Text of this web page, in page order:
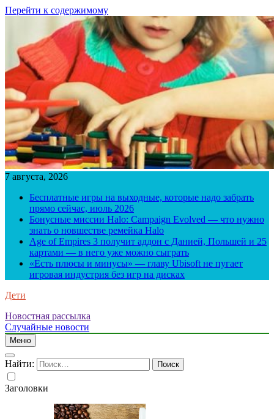
Перейти к содержимому
7 августа, 2026
Бесплатные игры на выходные, которые надо забрать
прямо сейчас, июль 2026
Бонусные миссии Halo: Campaign Evolved — что нужно
знать о новшестве ремейка Halo
Age of Empires 3 получит аддон с Данией, Польшей и 25
картами — в него уже можно сыграть
«Есть плюсы и минусы» — главу Ubisoft не пугает
игровая индустрия без игр на дисках
Дети
Новостная рассылка
Случайные новости
Меню
Найти:
Заголовки